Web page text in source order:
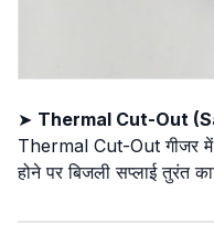
➤ Thermal Cut-Out
Thermal Cut-Out गीजर में
होने पर बिजली सप्लाई तुरंत